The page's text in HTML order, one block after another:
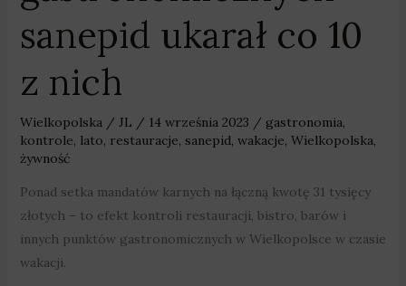
sanepid ukarał co 10
z nich
Wielkopolska/ JL / 14 września 2023 / gastronomia,
kontrole, lato, restauracje, sanepid, wakacje, Wielkopolska,
żywność
Ponad setka mandatów karnych na łączną kwotę 31 tysięcy
złotych – to efekt kontroli restauracji, bistro, barów i
innych punktów gastronomicznych w Wielkopolsce w czasie
wakacji.